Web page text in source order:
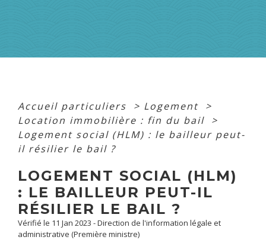
Accueil particuliers > Logement >
Location immobilière : fin du bail >
Logement social (HLM) : le bailleur peut-
il résilier le bail ?
LOGEMENT SOCIAL (HLM)
: LE BAILLEUR PEUT-IL
RÉSILIER LE BAIL ?
Vérifié le 11 Jan 2023 - Direction de l'information légale et
administrative (Première ministre)